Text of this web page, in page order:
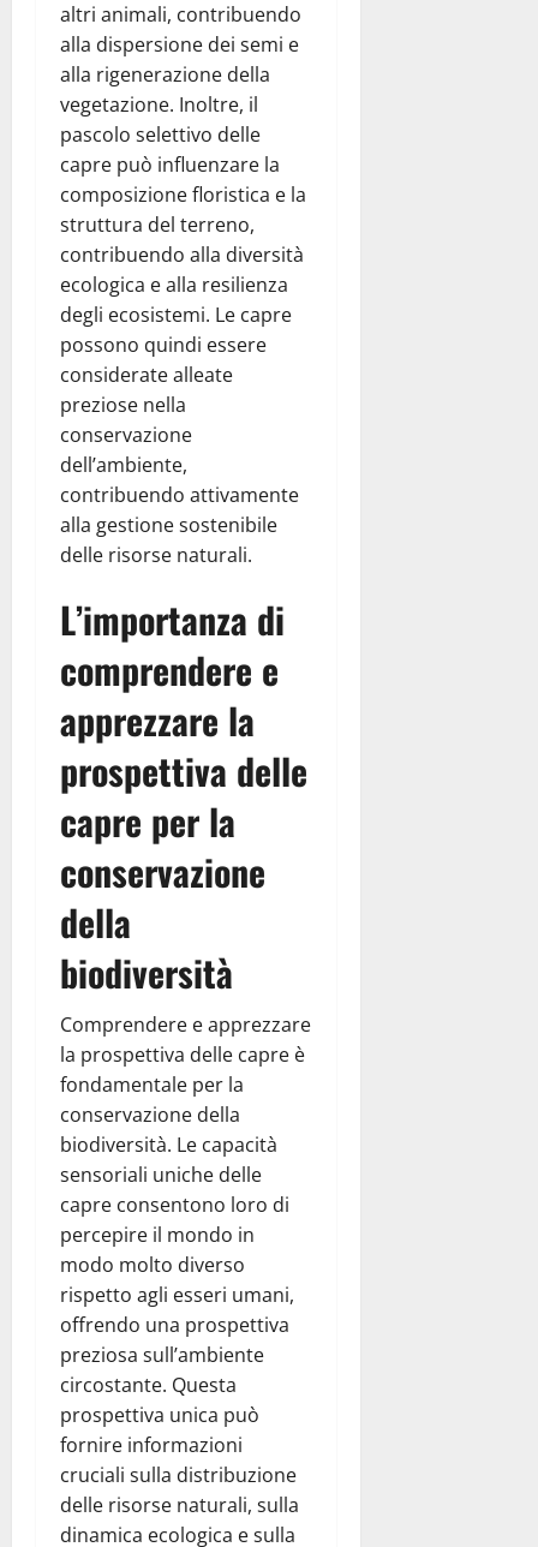
altri animali, contribuendo
alla dispersione dei semi e
alla rigenerazione della
vegetazione. Inoltre, il
pascolo selettivo delle
capre può influenzare la
composizione floristica e la
struttura del terreno,
contribuendo alla diversità
ecologica e alla resilienza
degli ecosistemi. Le capre
possono quindi essere
considerate alleate
preziose nella
conservazione
dell’ambiente,
contribuendo attivamente
alla gestione sostenibile
delle risorse naturali.
L’importanza di
comprendere e
apprezzare la
prospettiva delle
capre per la
conservazione
della
biodiversità
Comprendere e apprezzare
la prospettiva delle capre è
fondamentale per la
conservazione della
biodiversità. Le capacità
sensoriali uniche delle
capre consentono loro di
percepire il mondo in
modo molto diverso
rispetto agli esseri umani,
offrendo una prospettiva
preziosa sull’ambiente
circostante. Questa
prospettiva unica può
fornire informazioni
cruciali sulla distribuzione
delle risorse naturali, sulla
dinamica ecologica e sulla